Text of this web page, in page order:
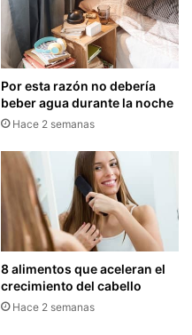
Por esta razón no debería
beber agua durante la noche
Hace 2 semanas
8 alimentos que aceleran el
crecimiento del cabello
Hace 2 semanas